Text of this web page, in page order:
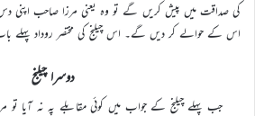
کی صداقت میں پیش کریں گے تو وہ یعنی مرزا صاحب اپنی دس
اس کے حوالے کر دیں گے۔ اس چیلنج کی مختصر روداد پہلے
دوسرا چیلنج